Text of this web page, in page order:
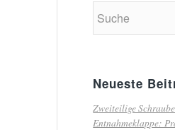
Neueste
Zweiteilige
Entnahmeklappe: